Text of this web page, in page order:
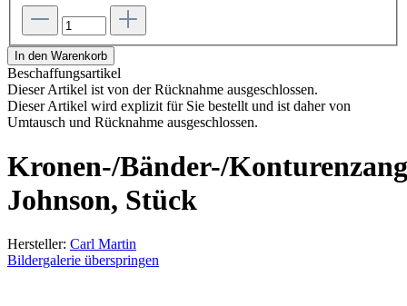
In den Warenkorb
Beschaffungsartikel
Dieser Artikel ist von der Rücknahme ausgeschlossen.
Dieser Artikel wird explizit für Sie bestellt und ist daher von
Umtausch und Rücknahme ausgeschlossen.
Kronen-/Bänder-/
Johnson, Stück
Hersteller: Carl Martin
Bildergalerie überspringen